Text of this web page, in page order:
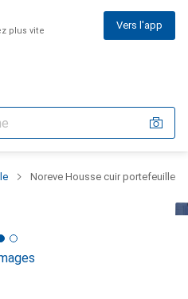
plus vite Vers l'app
Noreve Housse cuir portefeuille